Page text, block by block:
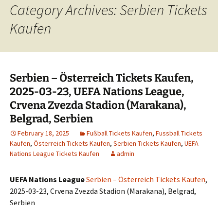
Category Archives: Serbien Tickets
Kaufen
Serbien – Österreich Tickets Kaufen,
2025-03-23, UEFA Nations League,
Crvena Zvezda Stadion (Marakana),
Belgrad, Serbien
February 18, 2025 Fußball Tickets Kaufen, Fussball Tickets
Kaufen, Österreich Tickets Kaufen, Serbien Tickets Kaufen, UEFA
Nations League Tickets Kaufen
admin
UEFA Nations LeagueSerbien – Österreich Tickets Kaufen,
2025-03-23, Crvena Zvezda Stadion (Marakana), Belgrad,
Serbien